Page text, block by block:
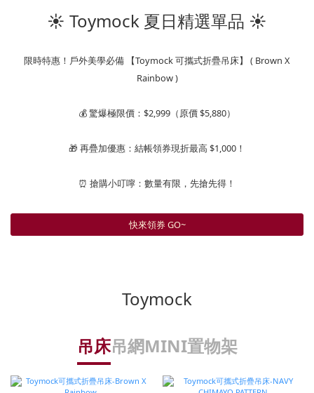
☀️ Toymock 夏日精選單品 ☀️
限時特惠！戶外美學必備 【Toymock 可攜式折疊吊床】 ( Brown X
Rainbow )
💰 驚爆極限價：$2,999（原價 $5,880）
🎁 再疊加優惠：結帳領券現折最高 $1,000！
⏰ 搶購小叮嚀：數量有限，先搶先得！
快來領券 GO~
Toymock
吊床吊網MINI置物架